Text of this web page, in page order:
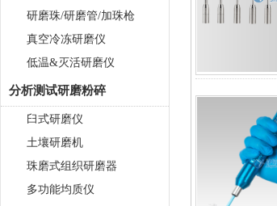
研磨珠/研磨管/加珠枪
真空冷冻研磨仪
低温&灭活研磨仪
分析测试研磨粉碎
臼式研磨仪
土壤研磨机
珠磨式组织研磨器
多功能均质仪